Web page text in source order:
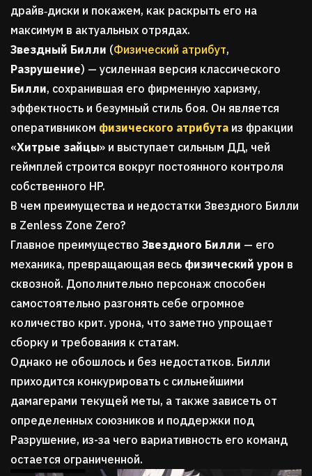
драйв‑диски и покажем, как раскрыть его на
максимум в актуальных отрядах.
Звездный Билли (Физический атрибут,
Разрушение) — усиленная версия классического
Билли, сохранившая его фирменную харизму,
эффектность и безумный стиль боя. Он является
оперативником физического атрибута из фракции
«Хитрые зайцы» и выступает сильным ДД, чей
геймплей строится вокруг постоянного контроля
собственного HP.
В чем преимущества и недостатки Звездного Билли
в Zenless Zone Zero?
Главное преимущество Звездного Билли — его
механика, превращающая весь физический урон в
сквозной. Дополнительно персонаж способен
самостоятельно разгонять себе огромное
количество крит. урона, что заметно упрощает
сборку и требования к статам.
Однако не обошлось и без недостатков. Билли
приходится конкурировать с сильнейшими
дамагерами текущей меты, а также зависеть от
определенных союзников и поддержки под
Разрушение, из-за чего вариативность его команд
остается ограниченной.